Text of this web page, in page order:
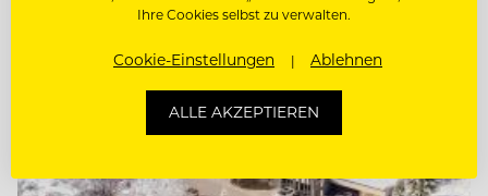
Ihre Cookies selbst zu verwalten.
Cookie-Einstellungen Ablehnen
ALLE AKZEPTIEREN